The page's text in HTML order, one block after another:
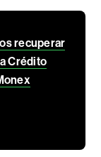
recuperar
Crédito